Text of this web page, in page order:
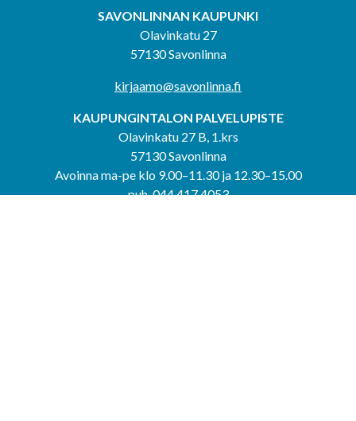
SAVONLINNAN KAUPUNKI
Olavinkatu 27
57130 Savonlinna
kirjaamo@savonlinna.fi
KAUPUNGINTALON PALVELUPISTE
Olavinkatu 27 B, 1.krs
57130 Savonlinna
Avoinna ma-pe klo 9.00–11.30 ja 12.30–15.00
puh. 044 417 4053